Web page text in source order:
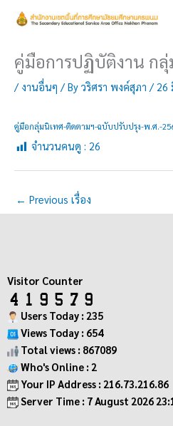
คู่มือการปฏิบัติงาน ก
/งานอื่นๆ / By วริศรา พงค์สุภา / 26
คู่มือกลุ่มนิเทศ-ติดตามฯ-ฉบับปรับปรุง-พ.ศ.-
จำนวนคนดู : 26
← Previous เรื่อง
Visitor Counter
Users Today : 235
Views Today : 654
Total views : 867089
Who's Online : 2
Your IP Address : 216.73.216.86
Server Time : 7 August 2026